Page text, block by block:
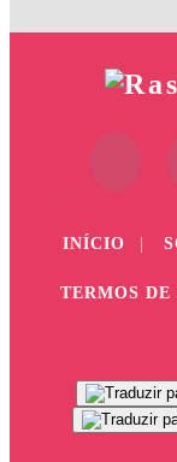
INÍCIO |
TERMOS DE